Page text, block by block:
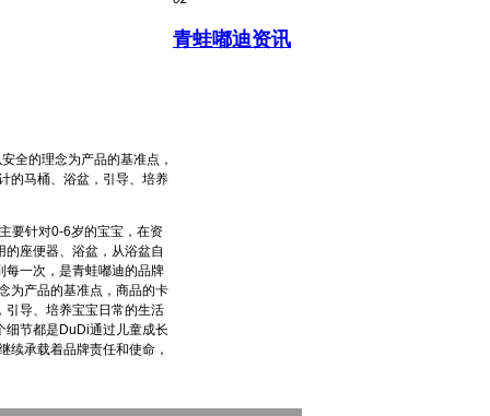
全的理念为产品的基准点，
的马桶、浴盆，引导、培养
要针对0-6岁的宝宝，在资
座便器、浴盆，从浴盆自
每一次，是青蛙嘟迪的品牌
为产品的基准点，商品的卡
引导、培养宝宝日常的生活
细节都是DuDi通过儿童成长
续承载着品牌责任和使命，
青蛙嘟迪资讯